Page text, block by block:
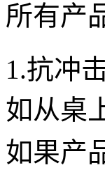
所有产
1.抗冲击
如从桌
如果产